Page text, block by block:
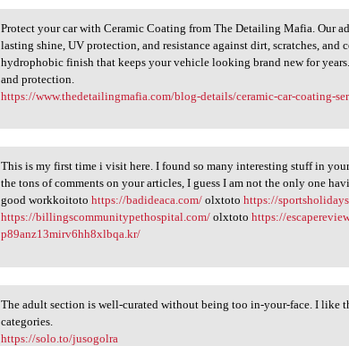
Protect your car with Ceramic
Protect your car with Ceramic Coating from The Detailing Mafia. Our
lasting shine, UV protection, and resistance against dirt, scratches, and
hydrophobic finish that keeps your vehicle looking brand new for
and protection.
https://www.thedetailingmafia.com/blog-details/ceramic-car-coating-
This is my first time i visit
This is my first time i visit here. I found so many interesting stuff in
the tons of comments on your articles, I guess I am not the only one
good workkoitotohttps://badideaca.com/ olxtotohttps://
https://billingscommunitypethospital.com/ olxtotohttps://
p89anz13mirv6hh8xlbqa.kr/
The adult section is well
The adult section is well-curated without being too in-your-face. I like
categories.
https://solo.to/jusogolra